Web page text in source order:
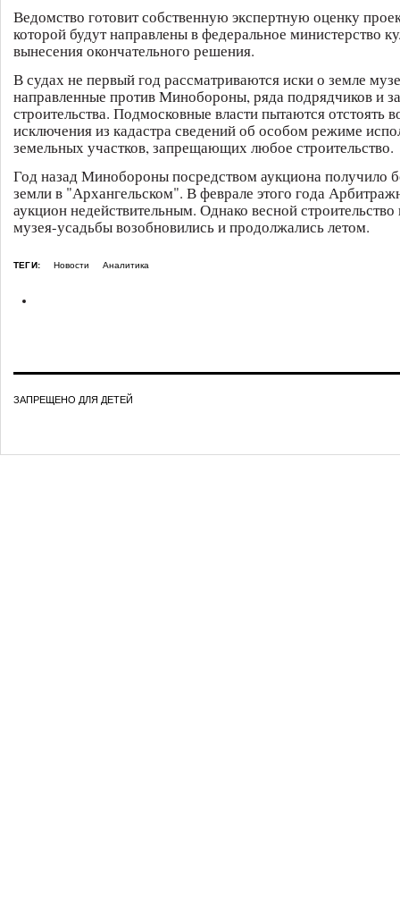
Ведомство готовит собственную экспертную оценку
которой будут направлены в федеральное министерство
вынесения окончательного решения.
В судах не первый год рассматриваются иски о земле
направленные против Минобороны, ряда подрядчиков и
строительства. Подмосковные власти пытаются отстоять
исключения из кадастра сведений об особом режиме
земельных участков, запрещающих любое строительство.
Год назад Минобороны посредством аукциона получило
земли в "Архангельском". В феврале этого года
аукцион недействительным. Однако весной
музея-усадьбы возобновились и продолжались летом.
ТЕГИ: Новости Аналитика
ЗАПРЕЩЕНО ДЛЯ ДЕТЕЙ